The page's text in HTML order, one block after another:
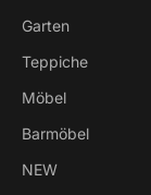
Garten
Teppiche
Möbel
Barmöbel
NEW